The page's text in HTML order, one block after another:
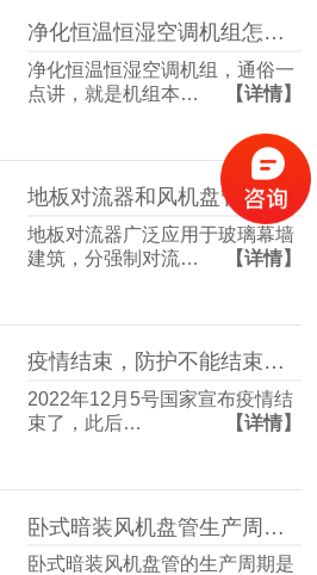
净化恒温恒湿空调机组怎么选？扬子江空调跟您分享
净化恒温恒湿空调机组，通俗一
点讲，就是机组本…
【详情】
地板对流器和风机盘管的区别
地板对流器广泛应用于玻璃幕墙
建筑，分强制对流…
【详情】
疫情结束，防护不能结束，新风换气机成为宠儿【扬子江空调】
2022年12月5号国家宣布疫情结
束了，此后…
【详情】
卧式暗装风机盘管生产周期【扬子江空调】
卧式暗装风机盘管的生产周期是